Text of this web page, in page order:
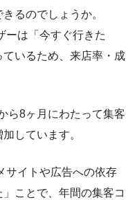
るのでしょうか。
ーは「今すぐ行きた
いるため、来店率・成
ら8ヶ月にわたって集客
しています。
サイトや広告への依存
ことで、年間の集客コ